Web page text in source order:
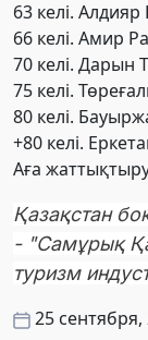
63 келі.
66 келі. Амир
70 келі. Дарын
75 келі.
80 келі.
+80 келі.
Аға
Қазақстан
- "Самұрық
туризм
25 сентября,